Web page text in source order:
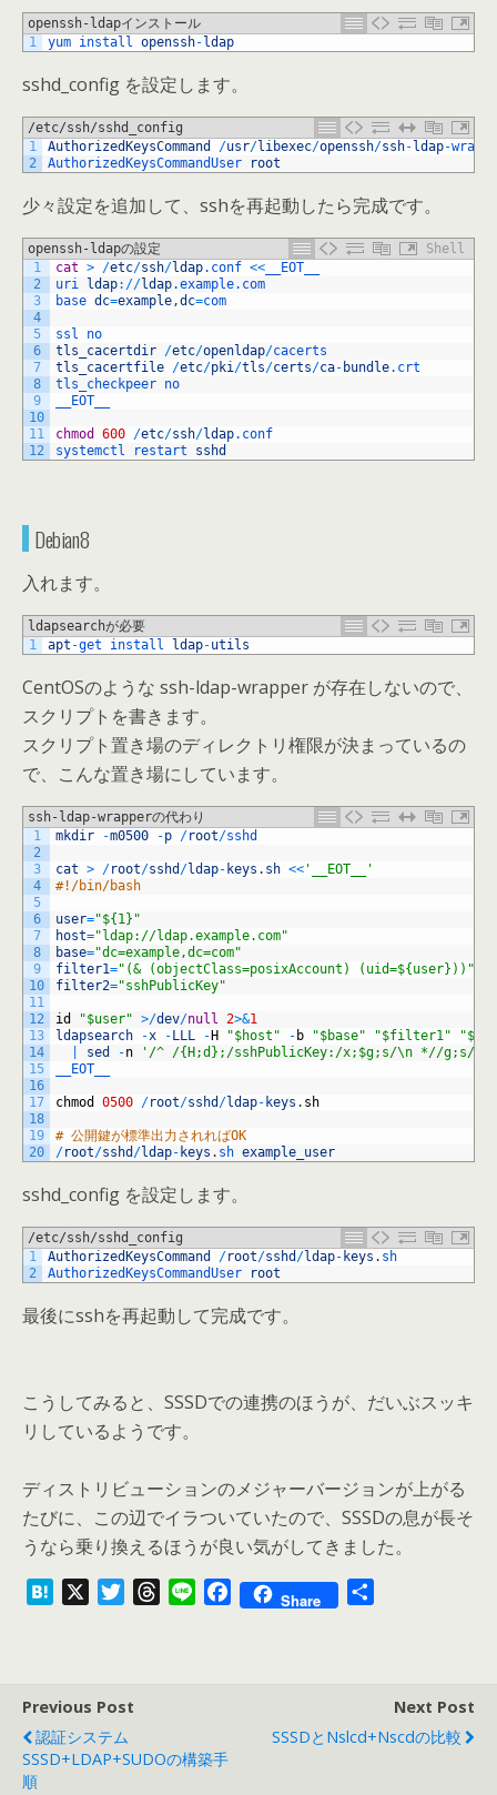
openssh-ldapインストール
1
yum install openssh- ldap
sshd_config を設定します。
/etc/ssh/sshd_config
1
2
AuthorizedKeysCommand /usr/libexec/openssh/ssh- ldap-
AuthorizedKeysCommandUser
root
少々設定を追加して、sshを再起動したら完成です。
openssh-ldapの設定
Shell
1
2
3
4
5
6
7
8
9
10
11
12
cat > /etc/ssh/ldap.conf << __EOT__
uri
ldap: //ldap.example.com
base dc=example,dc=com
ssl no
tls_cacertdir /etc/openldap/cacerts
tls_cacertfile /etc/pki/tls/certs/ca- bundle.crt
tls_checkpeer no
__EOT__
chmod 600 /etc/ssh/ldap.conf
systemctl
restart sshd
Debian8
入れます。
ldapsearchが必要
1
apt -get install ldap-utils
CentOSのような ssh-ldap-wrapper が存在しないので、
スクリプトを書きます。
スクリプト置き場のディレクトリ権限が決まっているの
で、こんな置き場にしています。
ssh-ldap-wrapperの代わり
1
2
3
4
5
6
7
8
9
10
11
12
13
14
15
16
17
18
19
20
mkdir -m0500 -p /root/sshd
cat > /root/sshd /ldap- keys . sh << '__EOT__'
#!/bin/bash
user="${1}"
host="ldap://ldap.example.com"
base="dc=example,dc=com"
filter1="(& (objectClass=posixAccount) (uid=${user}))"
filter2="sshPublicKey"
id "$user" >/dev/null 2>&1
ldapsearch
-x - LLL - H "$host" - b "$base" "$filter1"
sed -n
'/^ /{H;d};/sshPublicKey:/x;$g;s/\n *//g;s/
__EOT__
chmod 0500 /root/sshd /ldap- keys . sh
# 公開鍵が標準出力されればOK
/root/sshd /ldap- keys . sh example_user
sshd_config を設定します。
/etc/ssh/sshd_config
1
2
AuthorizedKeysCommand /root/sshd /ldap- keys . sh
AuthorizedKeysCommandUser
root
最後にsshを再起動して完成です。
こうしてみると、SSSDでの連携のほうが、だいぶスッキ
リしているようです。
ディストリビューションのメジャーバージョンが上がる
たびに、この辺でイラついていたので、SSSDの息が長そ
うなら乗り換えるほうが良い気がしてきました。
n
a
t
r
s
Share
Previous Post
認証システム
SSSD+LDAP+SUDOの構築手
順
Next Post
SSSDとnslcd+nscdの比較